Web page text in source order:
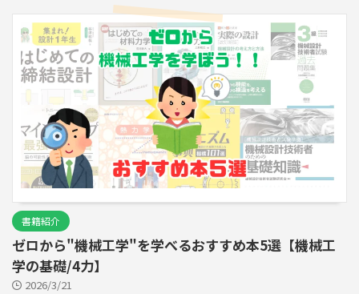
書籍紹介
ゼロから"機械工学"を学べるおすすめ本5選【機械工
学の基礎/4力】
2026/3/21